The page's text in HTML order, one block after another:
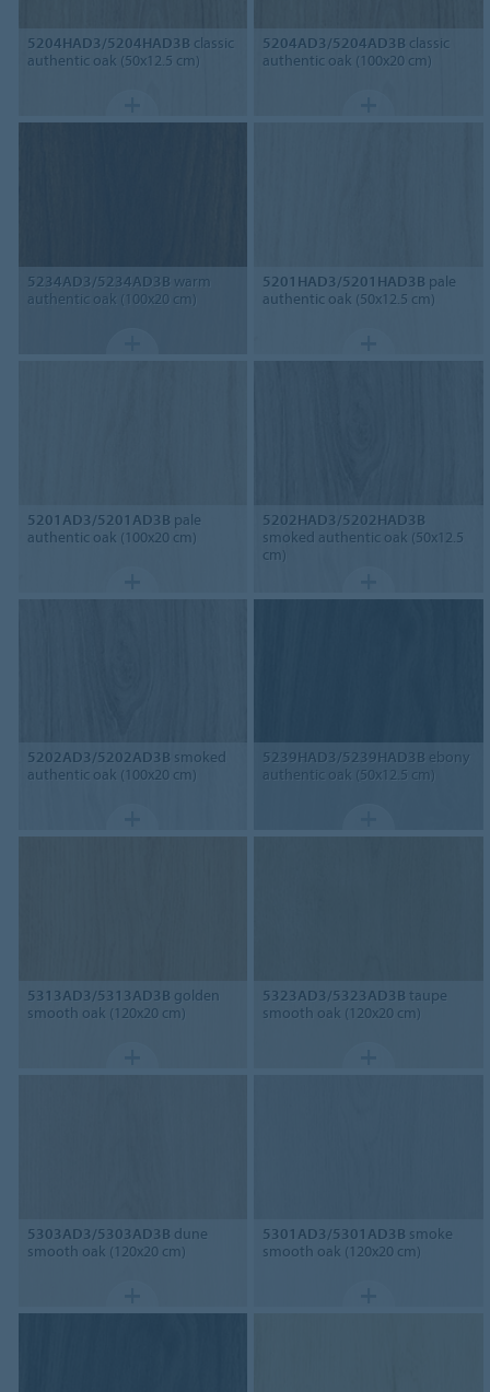
5204HAD3/5204HAD3B classic
authentic oak (50x12.5 cm)
5204AD3/5204AD3B classic
authentic oak (100x20 cm)
5234AD3/5234AD3B warm
authentic oak (100x20 cm)
5201HAD3/5201HAD3B pale
authentic oak (50x12.5 cm)
5201AD3/5201AD3B pale
authentic oak (100x20 cm)
5202HAD3/5202HAD3B
smoked authentic oak (50x12.5
cm)
5202AD3/5202AD3B smoked
authentic oak (100x20 cm)
5239HAD3/5239HAD3B ebony
authentic oak (50x12.5 cm)
5313AD3/5313AD3B golden
smooth oak (120x20 cm)
5323AD3/5323AD3B taupe
smooth oak (120x20 cm)
5303AD3/5303AD3B dune
smooth oak (120x20 cm)
5301AD3/5301AD3B smoke
smooth oak (120x20 cm)